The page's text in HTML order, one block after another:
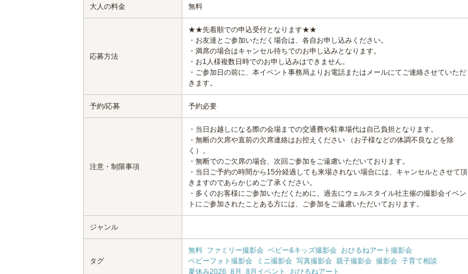
大人の料金 無料
応募方法
★★先着順での申込受付となります★★
・お友達とご参加いただく場合は、各自お申し込みください。
・満席の場合はキャンセル待ちでのお申し込みとなります。
・お1人様複数日時でのお申し込みはできません。
・ご参加日の前に、本イベント事務局よりお電話またはメールにてご連絡させていただ
きます。
予約/応募 予約必要
注意・制限事項
・当日お越しになる際の会場までの交通費や駐車場代は自己負担となります。
・無断の欠席や直前の欠席連絡はお控えください （お子様などの体調不良などを除
く）。
・無断でのご欠席の場合、次回ご参加をご遠慮いただいております。
・当日ご予約の時間から15分経過しても来場されない場合には、キャンセルとさせて頂
きますのであらかじめご了承ください。
・多くのお客様にご参加いただくために、過去にウェルスタイル社主催の撮影会イベン
トにご参加されたことある方には、ご参加をご遠慮いただいております。
ジャンル
タグ
無料 ファミリー撮影会 ベビー&キッズ撮影会
おひるねアート撮影会
ベビーフォト撮影会
ミニ撮影会 写真撮影会 親子撮影会 撮影会 子育て相談
夏休み2026 8月 8月イベント おひるねアート